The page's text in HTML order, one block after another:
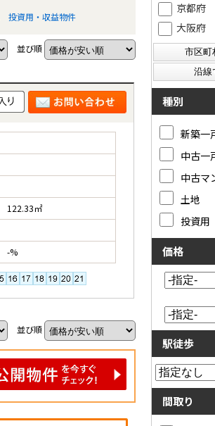
投資用・収益物件
並び順
122.33㎡
-%
並び順
京都府
大阪府
種別
新築一
中古一
中古マ
土地
投資用
価格
駅徒歩
間取り